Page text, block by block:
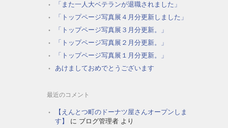
「また一人大ベテランが退職されました」
「トップページ写真展４月分更新しました」
「トップページ写真展３月分更新。」
「トップページ写真展２月分更新。」
「トップページ写真展１月分更新。」
あけましておめでとうございます
最近のコメント
【えんとつ町のドーナツ屋さんオープンしま
す】
に ブログ管理者 より